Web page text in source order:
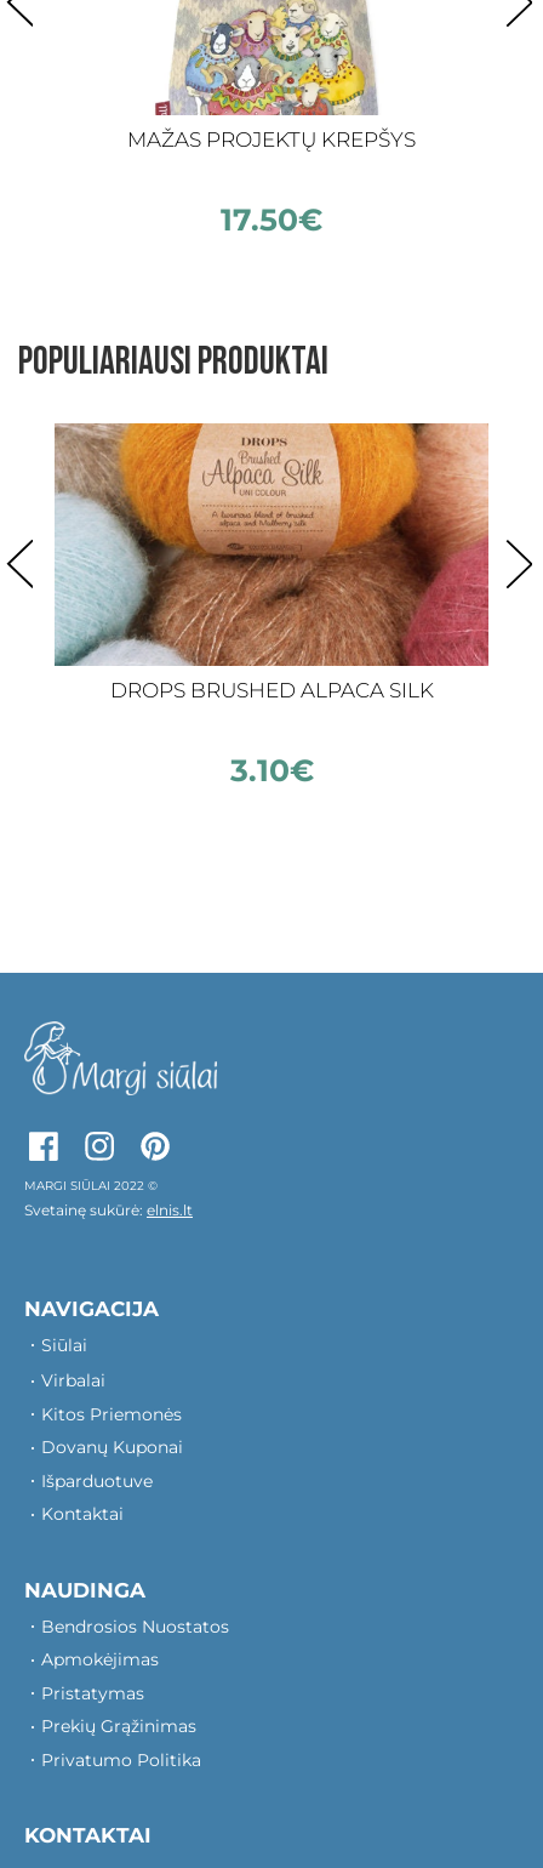
MAŽAS PROJEKTŲ KREPŠYS
17.50€
Populiariausi produktai
DROPS BRUSHED ALPACA SILK
3.10€
MARGI SIŪLAI 2022 ©
Svetainę sukūrė: elnis.lt
NAVIGACIJA
Siūlai
Virbalai
Kitos Priemonės
Dovanų Kuponai
Išparduotuve
Kontaktai
NAUDINGA
Bendrosios Nuostatos
Apmokėjimas
Pristatymas
Prekių Grąžinimas
Privatumo Politika
KONTAKTAI